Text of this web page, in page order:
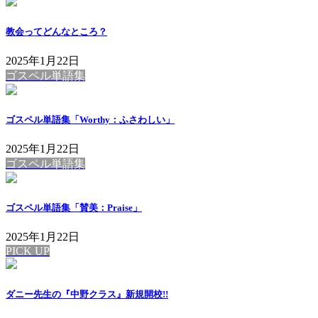
教会ってどんなところ？
2025年1月22日
ゴスペル単語集
ゴスペル単語集「Worthy：ふさわしい」
2025年1月22日
ゴスペル単語集
ゴスペル単語集「賛美：Praise」
2025年1月22日
PICK UP
ダニー先生の『中野クラス』新規開校!!